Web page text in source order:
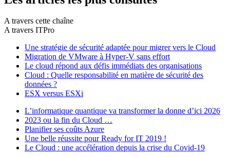
A travers cette chaîne
A travers ITPro
Une stratégie de sécurité adaptée pour migrer vers le Cloud
Migration de VMware à Hyper-V sans effort
Le cloud répond aux défis immédiats des organisations
Cloud : Quelle responsabilité en matière de sécurité des
données ?
ESX versus ESXi
L’informatique quantique va transformer la donne d’ici 2026
2023 ou la fin du Cloud …
Planifier ses coûts Azure
Une belle réussite pour Ready for IT 2019 !
Le Cloud : une accélération depuis la crise du Covid-19